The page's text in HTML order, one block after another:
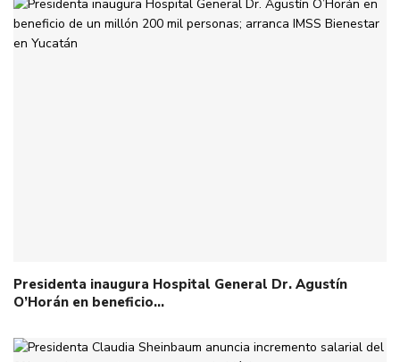
Presidenta inaugura Hospital General Dr. Agustín
O’Horán en beneficio…